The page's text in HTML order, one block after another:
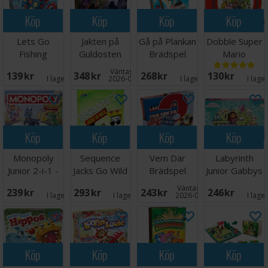
Köp
Lets Go
Fishing
139 SEK I lager: 1
Köp
Jakten på
Guldosten
Brädspel
348 SEK Väntas in:
2026-08-19
Köp
Gå på Plankan
Brädspel
268 SEK I lager:
Köp
Dobble Super
Mario
Brädspel
130 SEK I
Köp
Monopoly
Junior 2-i-1 -
239 SEK I lager: 4
Köp
Sequence
Jacks Go Wild
293 SEK I lager: 1
Köp
Vem Där
Brädspel
243 SEK Väntas in:
2026-08-15
Köp
Labyrinth
Junior Gabbys
246 SEK I
Köp Köp Köp Köp